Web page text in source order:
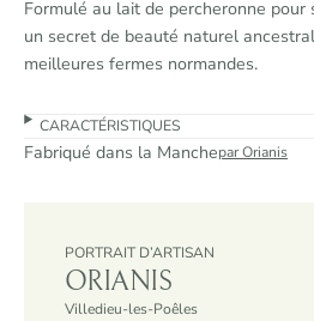
t
e
a
o
Formulé au lait de percheronne pour
un secret de beauté naturel
meilleures fermes normandes.
CARACTÉRISTIQUES
Fabriqué dans la Manchepar Orianis
PORTRAIT D’ARTISAN
ORIANIS
Villedieu-les-Poêles